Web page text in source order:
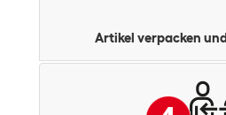
Artikel verpacken